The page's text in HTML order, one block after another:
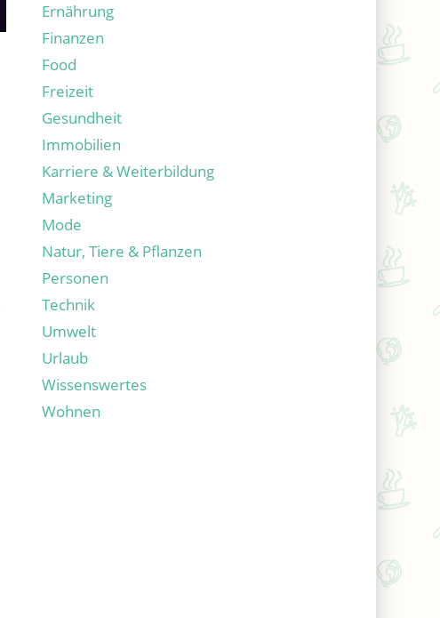
Ernährung
Finanzen
Food
Freizeit
Gesundheit
Immobilien
Karriere & Weiterbildung
Marketing
Mode
Natur, Tiere & Pflanzen
Personen
Technik
Umwelt
Urlaub
Wissenswertes
Wohnen